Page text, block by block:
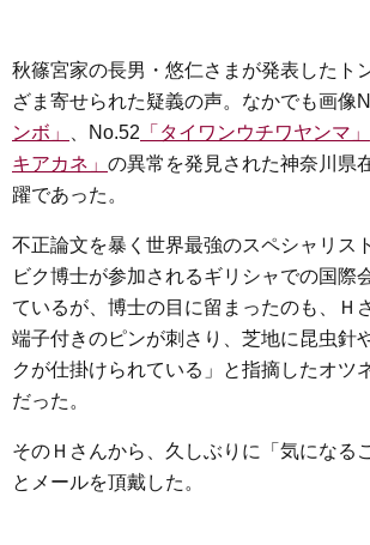
秋篠宮家の長男・悠仁さまが発表したト
ざま寄せられた疑義の声。なかでも画像
ンボ」
、No.52 「タイワンウチワヤンマ」
キアカネ」 の異常を発見された神奈川県
躍であった。
不正論文を暴く世界最強のスペシャリス
ビク博士が参加されるギリシャでの国際
ているが、博士の目に留まったのも、Ｈ
端子付きのピンが刺さり、芝地に昆虫針
クが仕掛けられている」と指摘したオツ
だった。
そのＨさんから、久しぶりに「気になる
とメールを頂戴した。